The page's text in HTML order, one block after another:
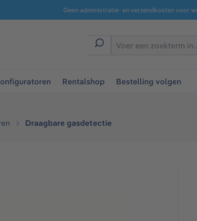
B2B-platformGeen administratie- en verzendkosten voor
Rentalshop Bestelling volgen
Draagbare gasdetectie